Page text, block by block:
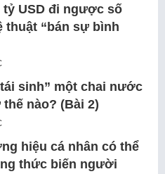
tỷ USD đi ngược số
thuật “bán sự bình
sinh” một chai nước
nào? (Bài 2)
hiệu cá nhân có thể
thức biến người